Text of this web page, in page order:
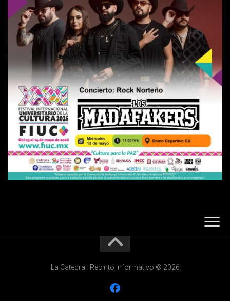
La Catedral: Recinto Informativo © 2026